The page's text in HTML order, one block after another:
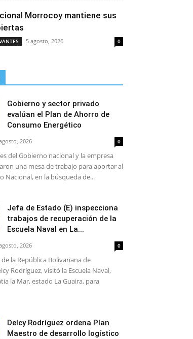
Morrocoy mantiene sus
5 agosto, 2026 0
Gobierno y sector privado
evalúan el Plan de Ahorro de
Consumo Energético
2026 0
del Gobierno nacional y la empresa
una mesa de trabajo para aportar al
Nacional, en la búsqueda de...
Jefa de Estado (E) inspecciona
trabajos de recuperación de la
Escuela Naval en La...
2026 0
la República Bolivariana de
Rodríguez, visitó la Escuela Naval,
la Mar, estado La Guaira, para
Delcy Rodríguez ordena Plan
Maestro de desarrollo logístico